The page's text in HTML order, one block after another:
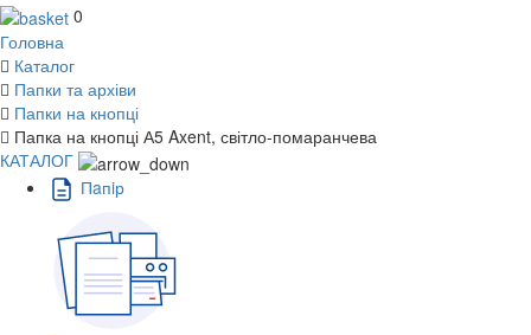
0
Головна
Каталог
Папки та архіви
Папки на кнопці
Папка на кнопці А5 Axent, світло-помаранчева
КАТАЛОГ
Пaпiр